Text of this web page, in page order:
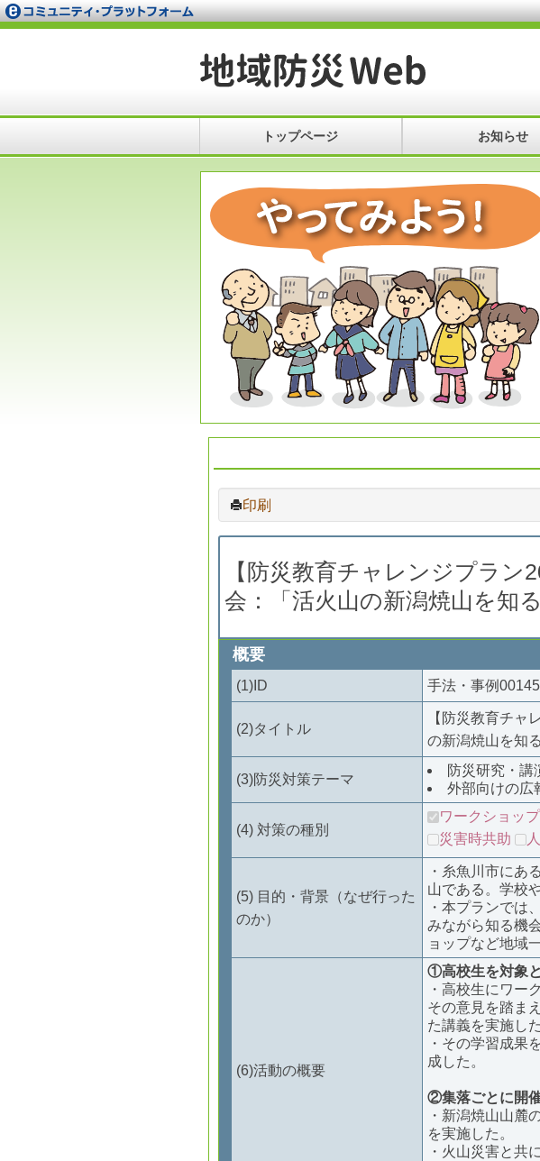
トップページ お知らせ
印刷
【防災教育チャレンジプラ
会：「活火山の新潟焼山を知
概要
ID 手法・事例
タイトル
【防災教育チ
の新潟焼山を知
防災対策テーマ
防災研究・講
外部向けの広
対策の種別
ワークショップ
災害時共助
目的・背景（なぜ行った
のか）
・糸魚川市にあ
山である。学校
・本プランでは
みながら知る機
ョップなど地域
活動の概要
①高校生を対象
・高校生にワー
その意見を踏ま
た講義を実施した
・その学習成果
成した。
②集落ごとに開
・新潟焼山山麓
を実施した。
・火山災害と共